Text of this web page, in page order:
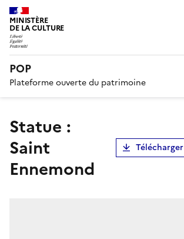
MINISTÈRE
DE LA CULTURE
POP
Plateforme ouverte du patrimoine
statue :
Saint
Ennemond
Télécharger